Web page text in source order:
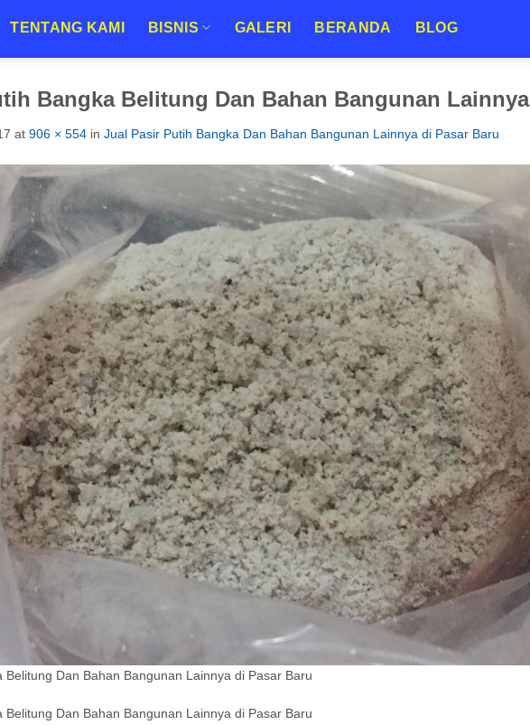
TENTANG KAMI BISNIS GALERI BERANDA BLOG
Bangka Belitung Dan Bahan Bangunan
at 906 × 554 in Jual Pasir Putih Bangka Dan Bahan Bangunan Lainnya di Pasar Baru
Belitung Dan Bahan Bangunan Lainnya di Pasar Baru
Belitung Dan Bahan Bangunan Lainnya di Pasar Baru